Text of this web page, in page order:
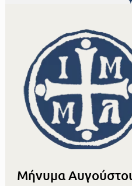
Μήνυμα